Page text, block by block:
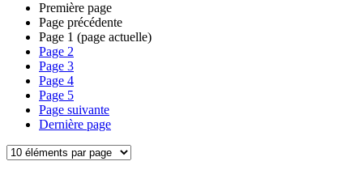
Première page
Page précédente
Page 1 (page actuelle)
Page 2
Page 3
Page 4
Page 5
Page suivante
Dernière page